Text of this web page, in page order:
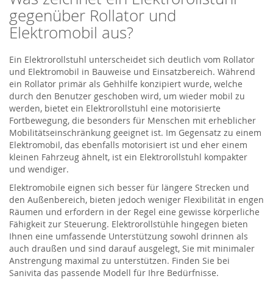
gegenüber Rollator und
Elektromobil aus?
Ein Elektrorollstuhl unterscheidet sich deutlich vom Rollator
und Elektromobil in Bauweise und Einsatzbereich. Während
ein Rollator primär als Gehhilfe konzipiert wurde, welche
durch den Benutzer geschoben wird, um wieder mobil zu
werden, bietet ein Elektrorollstuhl eine motorisierte
Fortbewegung, die besonders für Menschen mit erheblicher
Mobilitätseinschränkung geeignet ist. Im Gegensatz zu einem
Elektromobil, das ebenfalls motorisiert ist und eher einem
kleinen Fahrzeug ähnelt, ist ein Elektrorollstuhl kompakter
und wendiger.
Elektromobile eignen sich besser für längere Strecken und
den Außenbereich, bieten jedoch weniger Flexibilität in engen
Räumen und erfordern in der Regel eine gewisse körperliche
Fähigkeit zur Steuerung. Elektrorollstühle hingegen bieten
Ihnen eine umfassende Unterstützung sowohl drinnen als
auch draußen und sind darauf ausgelegt, Sie mit minimaler
Anstrengung maximal zu unterstützen. Finden Sie bei
Sanivita das passende Modell für Ihre Bedürfnisse.